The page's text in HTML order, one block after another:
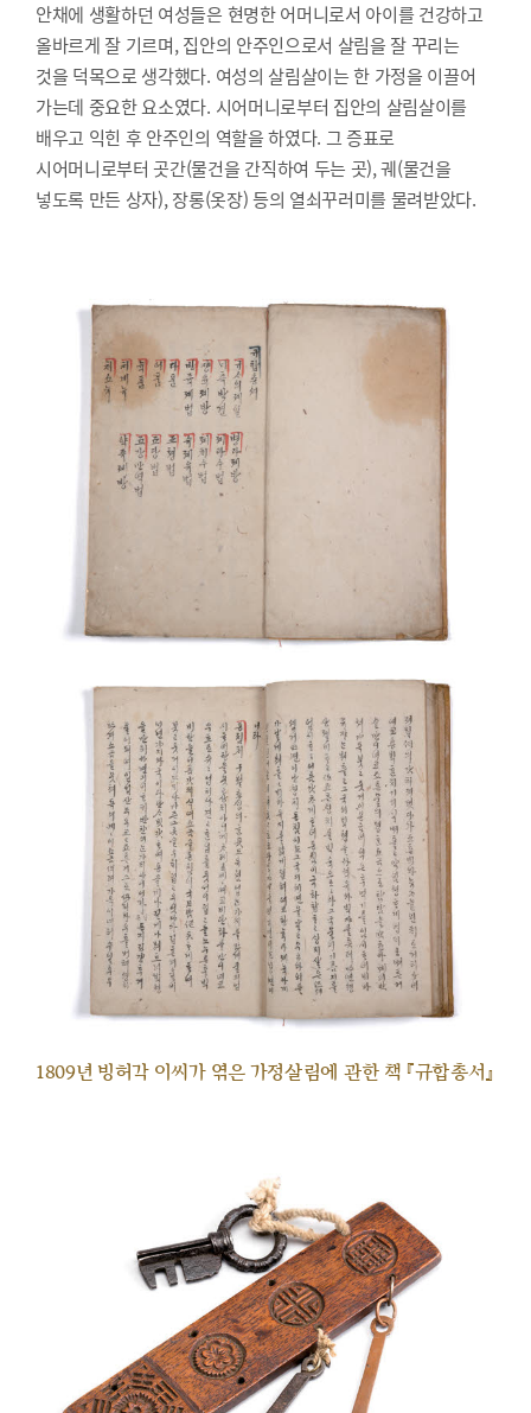
안채에 생활하던 여성들은 현명한 어머니로서 아이를 건강하고
올바르게 잘 기르며, 집안의 안주인으로서 살림을 잘 꾸리는
것을 덕목으로 생각했다. 여성의 살림살이는 한 가정을 이끌어
가는데 중요한 요소였다. 시어머니로부터 집안의 살림살이를
배우고 익힌 후 안주인의 역할을 하였다. 그 증표로
시어머니로부터 곳간(물건을 간직하여 두는 곳), 궤(물건을
넣도록 만든 상자), 장롱(옷장) 등의 열쇠꾸러미를 물려받았다.
1809년 빙허각 이씨가 엮은 가정살림에 관한 책 『규합총서』